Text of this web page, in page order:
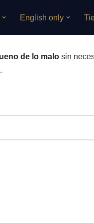
English only
de lo malo sin